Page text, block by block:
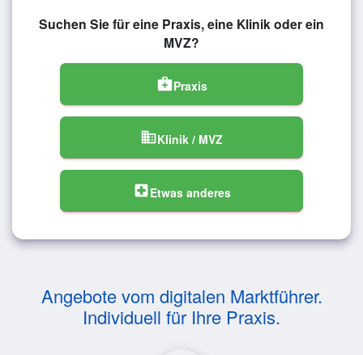
Suchen Sie für eine Praxis, eine Klinik oder ein
MVZ?
medical_servicesPraxis
domainKlinik / MVZ
local_hospitalEtwas anderes
Angebote vom digitalen Marktführer.
Individuell für Ihre Praxis.